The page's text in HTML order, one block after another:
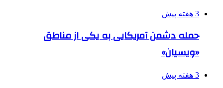
3 هفته پیش
حمله دشمن آمریکایی به یکی از مناطق
«ویسیان»
3 هفته پیش